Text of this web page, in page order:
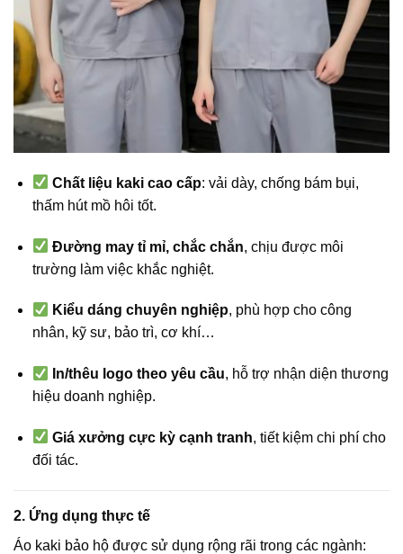
Chất liệu kaki cao cấp: vải dày, chống bám bụi,
thấm hút mồ hôi tốt.
Đường may tỉ mỉ, chắc chắn, chịu được môi
trường làm việc khắc nghiệt.
Kiểu dáng chuyên nghiệp, phù hợp cho công
nhân, kỹ sư, bảo trì, cơ khí…
In/thêu logo theo yêu cầu, hỗ trợ nhận diện thương
hiệu doanh nghiệp.
Giá xưởng cực kỳ cạnh tranh, tiết kiệm chi phí cho
đối tác.
2. Ứng dụng thực tế
Áo kaki bảo hộ được sử dụng rộng rãi trong các ngành: